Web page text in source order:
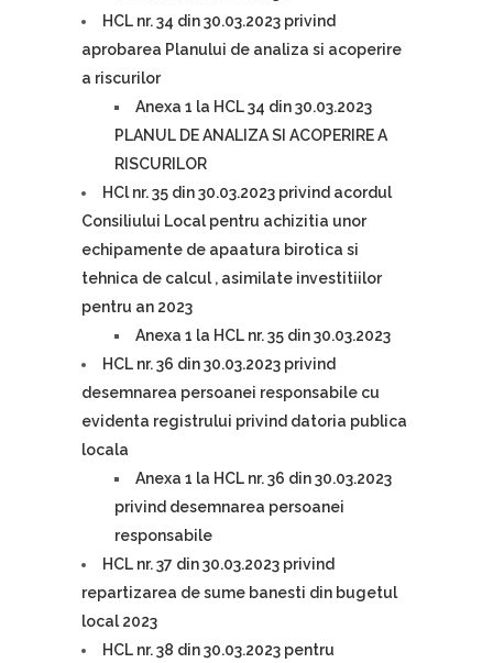
HCL nr. 34 din 30.03.2023 privind
aprobarea Planului de analiza si acoperire
a riscurilor
Anexa 1 la HCL 34 din 30.03.2023
PLANUL DE ANALIZA SI ACOPERIRE A
RISCURILOR
HCl nr. 35 din 30.03.2023 privind acordul
Consiliului Local pentru achizitia unor
echipamente de apaatura birotica si
tehnica de calcul , asimilate investitiilor
pentru an 2023
Anexa 1 la HCL nr. 35 din 30.03.2023
HCL nr. 36 din 30.03.2023 privind
desemnarea persoanei responsabile cu
evidenta registrului privind datoria publica
locala
Anexa 1 la HCL nr. 36 din 30.03.2023
privind desemnarea persoanei
responsabile
HCL nr. 37 din 30.03.2023 privind
repartizarea de sume banesti din bugetul
local 2023
HCL nr. 38 din 30.03.2023 pentru